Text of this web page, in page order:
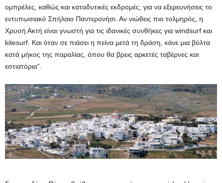
ομπρέλες, καθώς και καταδυτικές εκδρομές, για να εξερευνήσεις το
εντυπωσιακό Σπήλαιο Παντερονήσι. Αν νιώθεις πιο τολμηρός, η
Χρυσή Ακτή είναι γνωστή για τις ιδανικές συνθήκες για windsurf και
kitesurf. Και όταν σε πιάσει η πείνα μετά τη δράση, κάνε μια βόλτα
κατά μήκος της παραλίας, όπου θα βρεις αρκετές ταβέρνες και
εστιατόρια”.